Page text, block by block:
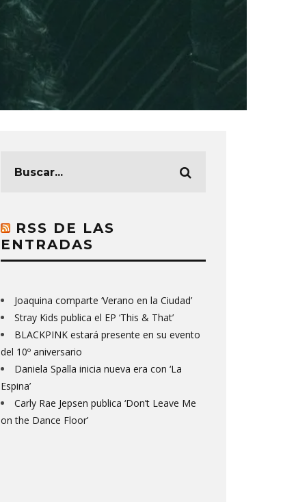
RSS DE LAS
ENTRADAS
Joaquina comparte ‘Verano en la Ciudad’
Stray Kids publica el EP ‘This & That’
BLACKPINK estará presente en su evento
del 10º aniversario
Daniela Spalla inicia nueva era con ‘La
Espina’
Carly Rae Jepsen publica ‘Don’t Leave Me
on the Dance Floor’